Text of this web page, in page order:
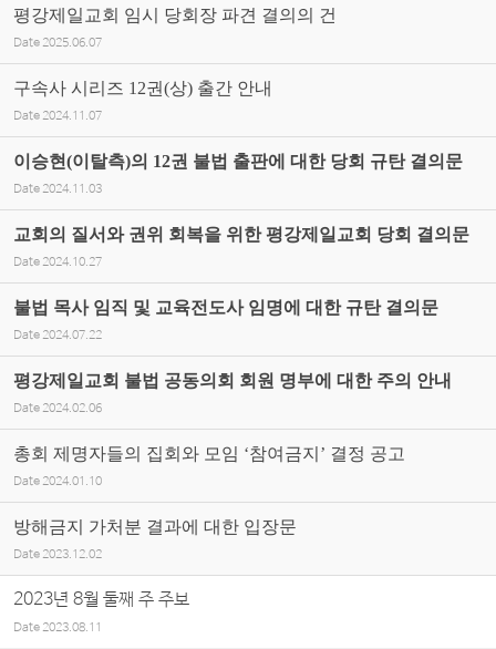
평강제일교회 임시 당회장 파견 결의의 건
Date 2025.06.07
구속사 시리즈 12권(상) 출간 안내
Date 2024.11.07
이승현(이탈측)의 12권 불법 출판에 대한 당회 규탄 결의문
Date 2024.11.03
교회의 질서와 권위 회복을 위한 평강제일교회 당회 결의문
Date 2024.10.27
불법 목사 임직 및 교육전도사 임명에 대한 규탄 결의문
Date 2024.07.22
평강제일교회 불법 공동의회 회원 명부에 대한 주의 안내
Date 2024.02.06
총회 제명자들의 집회와 모임 ‘참여금지’ 결정 공고
Date 2024.01.10
방해금지 가처분 결과에 대한 입장문
Date 2023.12.02
2023년 8월 둘째 주 주보
Date2023.08.11